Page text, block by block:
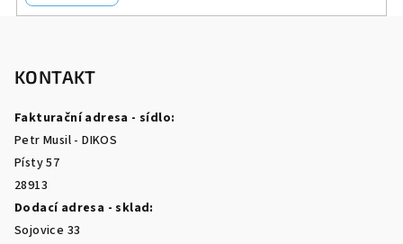
KONTAKT
Fakturační adresa - sídlo:
Petr Musil - DIKOS
Písty 57
28913
Dodací adresa - sklad:
Sojovice 33